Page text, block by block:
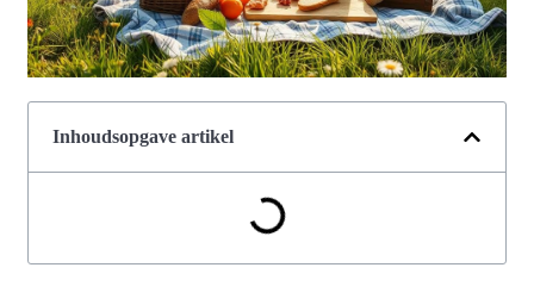
Inhoudsopgave artikel